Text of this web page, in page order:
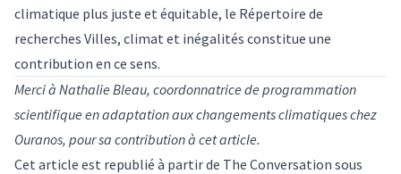
climatique plus juste et équitable, le Répertoire de
recherches Villes, climat et inégalités constitue une
contribution en ce sens.
Merci à Nathalie Bleau, coordonnatrice de programmation
scientifique en adaptation aux changements climatiques chez
Ouranos, pour sa contribution à cet article.
Cet article est republié à partir de The Conversation sous